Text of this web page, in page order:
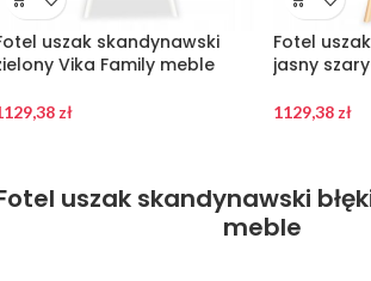
uszak skandynawski
Vika Family meble
zł
Fotel
jasny
1129,38 zł
uszak skandynawski
meble